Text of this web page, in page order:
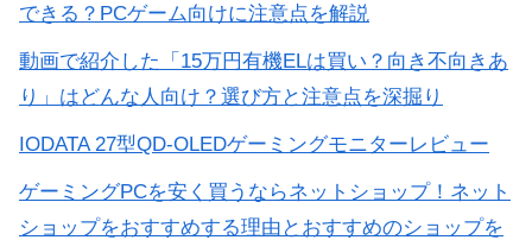
できる？PCゲーム向けに注意点を解説
動画で紹介した「15万円有機ELは買い？向き不向きあ
り」はどんな人向け？選び方と注意点を深掘り
IODATA 27型QD-OLEDゲーミングモニターレビュー
ゲーミングPCを安く買うならネットショップ！ネット
ショップをおすすめする理由とおすすめのショップを